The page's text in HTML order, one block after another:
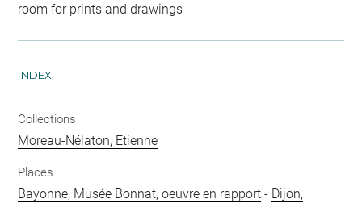
room for prints and drawings
INDEX
Collections
Moreau-Nélaton, Etienne
Places
Bayonne, Musée Bonnat, oeuvre en rapport - Dijon,